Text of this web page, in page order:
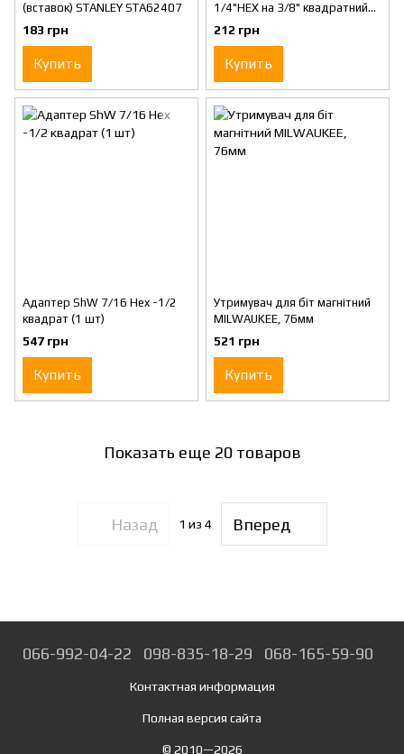
(вставок) STANLEY STA62407
183 грн
Купить
1/4"HEX на 3/8" квадратний
хвостовик
212 грн
Купить
Адаптер ShW 7/16 Hex -1/2
квадрат (1 шт)
547 грн
Купить
Утримувач для біт магнітний
MILWAUKEE, 76мм
521 грн
Купить
Показать еще 20 товаров
Назад 1 из 4 Вперед
066-992-04-22 098-835-18-29 068-165-59-90
Контактная информация
Полная версия сайта
© 2010—2026